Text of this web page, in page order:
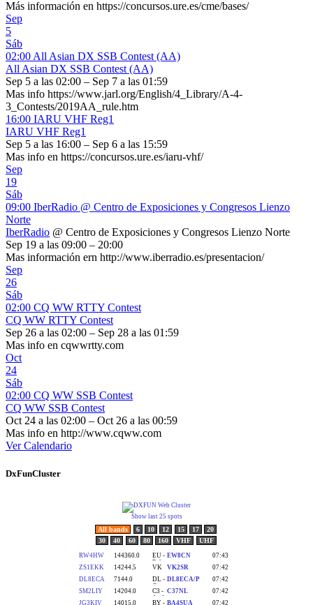
Más información en https://concursos.ure.es/cme/bases/
Sep
5
Sáb
02:00 All Asian DX SSB Contest (AA)
All Asian DX SSB Contest (AA)
Sep 5 a las 02:00 – Sep 7 a las 01:59
Mas info https://www.jarl.org/English/4_Library/A-4-
3_Contests/2019AA_rule.htm
16:00 IARU VHF Reg1
IARU VHF Reg1
Sep 5 a las 16:00 – Sep 6 a las 15:59
Mas info en https://concursos.ure.es/iaru-vhf/
Sep
19
Sáb
09:00 IberRadio @ Centro de Exposiciones y Congresos Lienzo
Norte
IberRadio @ Centro de Exposiciones y Congresos Lienzo Norte
Sep 19 a las 09:00 – 20:00
Mas información ern http://www.iberradio.es/presentacion/
Sep
26
Sáb
02:00 CQ WW RTTY Contest
CQ WW RTTY Contest
Sep 26 a las 02:00 – Sep 28 a las 01:59
Mas info en cqwwrtty.com
Oct
24
Sáb
02:00 CQ WW SSB Contest
CQ WW SSB Contest
Oct 24 a las 02:00 – Oct 26 a las 00:59
Mas info en http://www.cqww.com
Ver Calendario
DxFunCluster